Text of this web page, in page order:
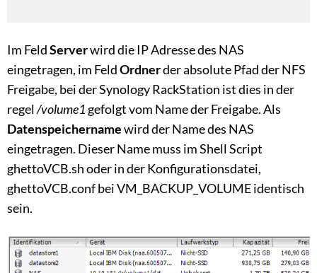
Im FeldServerwird die IP Adresse des NAS
eingetragen, im FeldOrdnerder absolute Pfad der NFS
Freigabe, bei der Synology RackStation ist dies in der
regel/volume1 gefolgt vom Name der Freigabe. Als
Datenspeichernamewird der Name des NAS
eingetragen. Dieser Name muss im Shell Script
ghettoVCB.sh oder in der Konfigurationsdatei,
ghettoVCB.conf bei VM_BACKUP_VOLUME identisch
sein.